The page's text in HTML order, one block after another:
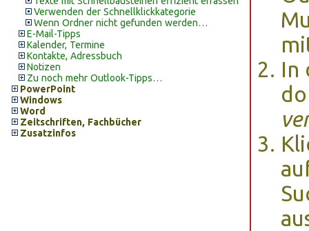
Verwenden der Schnellklickkategorie
Wenn Ordner nicht gefunden werden…
E-Mail-Tipps
Kalender, Termine
Kontakte, Adressbuch
Notizen
Zu noch mehr Outlook-Tipps…
PowerPoint
Windows
Word
Zeitschriften, Fachbücher
Zusatzinfos
In